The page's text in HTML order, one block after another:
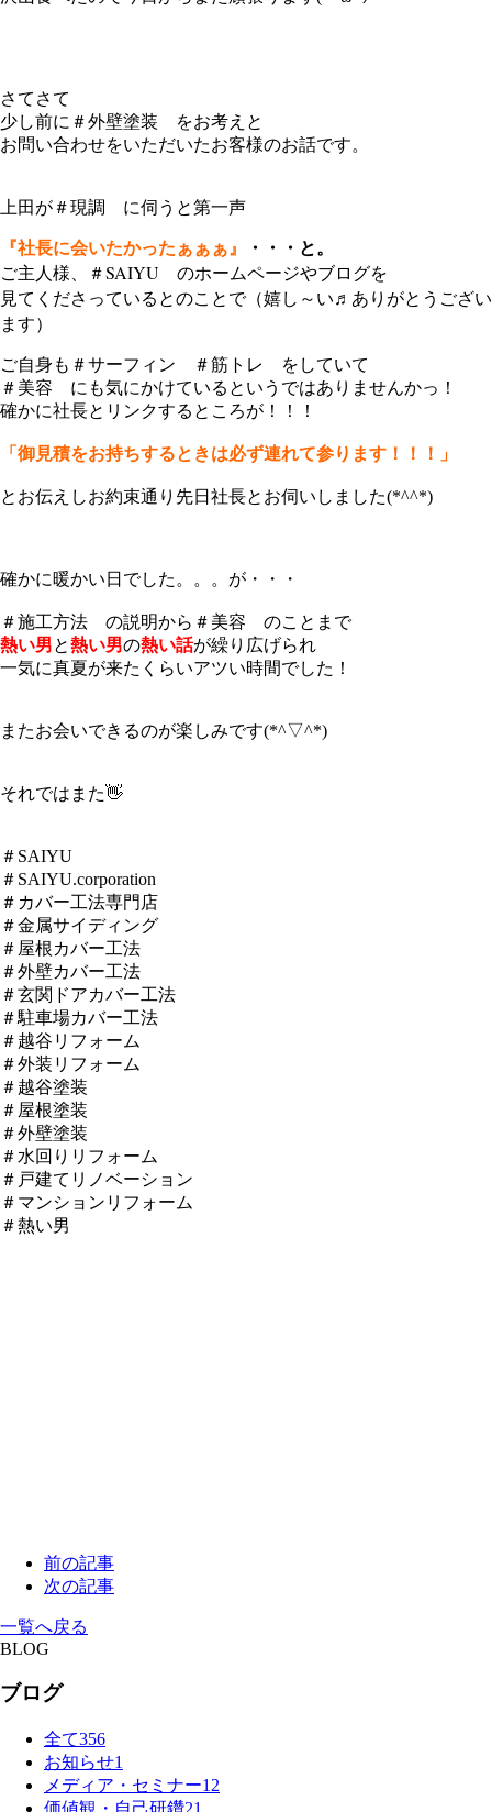
さてさて
少し前に＃外壁塗装 をお考えと
お問い合わせをいただいたお客様のお話です。
上田が＃現調 に伺うと第一声
『社長に会いたかったぁぁぁ』 ・・・と。
ご主人様、＃SAIYU のホームページやブログを
見てくださっているとのことで（嬉し～い♬ありがとうござい
ます）
ご自身も＃サーフィン ＃筋トレ をしていて
＃美容 にも気にかけているというではありませんかっ！
確かに社長とリンクするところが！！！
「御見積をお持ちするときは必ず連れて参ります！！！」
とお伝えしお約束通り先日社長とお伺いしました(*^^*)
確かに暖かい日でした。。。が・・・
＃施工方法 の説明から＃美容 のことまで
熱い男と熱い男の熱い話が繰り広げられ
一気に真夏が来たくらいアツい時間でした！
またお会いできるのが楽しみです(*^▽^*)
それではまた👋
＃SAIYU
＃SAIYU.corporation
＃カバー工法専門店
＃金属サイディング
＃屋根カバー工法
＃外壁カバー工法
＃玄関ドアカバー工法
＃駐車場カバー工法
＃越谷リフォーム
＃外装リフォーム
＃越谷塗装
＃屋根塗装
＃外壁塗装
＃水回りリフォーム
＃戸建てリノベーション
＃マンションリフォーム
＃熱い男
前の記事
次の記事
一覧へ戻る
BLOG
ブログ
全て356
お知らせ1
メディア・セミナー12